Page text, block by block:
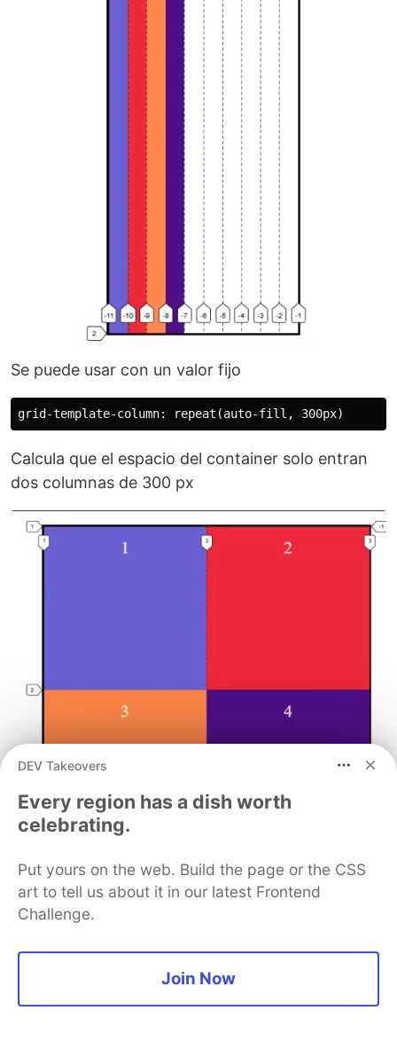
Se puede usar con un valor fijo
Calcula que el espacio del container solo entran
dos columnas de 300 px
Tambien se puede usar con minmax()
DEV Takeovers
Every region has a dish worth
celebrating.
Put yours on the web. Build the page or the CSS
art to tell us about it in our latest Frontend
Challenge.
Join Now